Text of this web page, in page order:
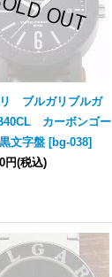
ブルガリブルガ
カーボンゴー
文字盤 [bg-038]
円(税込)